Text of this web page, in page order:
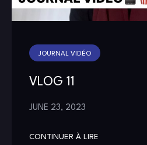
JOURNAL VIDÉO
VLOG 11
JUNE 23, 2023
CONTINUER À LIRE